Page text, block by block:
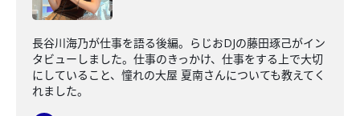
長谷川海乃が仕事を語る後編。らじおDJの藤田琢己がイン
タビューしました。仕事のきっかけ、仕事をする上で大切
にしていること、憧れの大屋 夏南さんについても教えてく
れました。